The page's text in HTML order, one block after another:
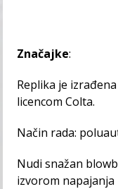
Značajke:
Replika je
licencom Colta.
Način rada:
Nudi snažan
izvorom napajanja